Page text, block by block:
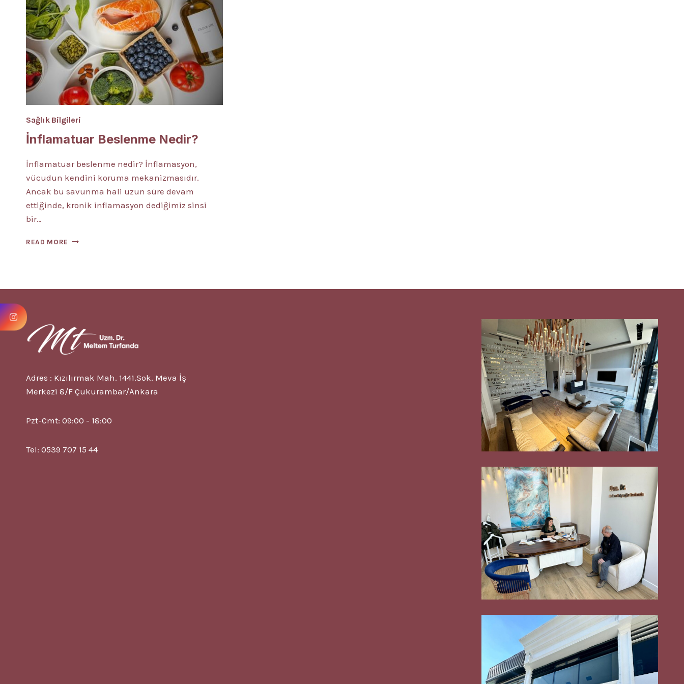
Sağlık Bilgileri
İnflamatuar Beslenme Nedir?
İnflamatuar beslenme nedir? İnflamasyon,
vücudun kendini koruma mekanizmasıdır.
Ancak bu savunma hali uzun süre devam
ettiğinde, kronik inflamasyon dediğimiz sinsi
bir…
READ MORE İNFLAMATUAR
Adres : Kızılırmak Mah. 1441.Sok. Meva İş
Merkezi 8/F Çukurambar/Ankara
Pzt-Cmt: 09:00 - 18:00
Tel: 0539 707 15 44